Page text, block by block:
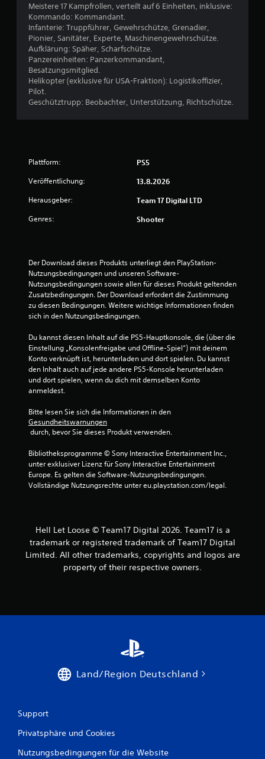
Meistere 17 Kampfrollen, verteilt auf 6 Einheiten, inklusive:
Kommando: Kommandant.
Infanterie: Truppführer, Gewehrschütze, Grenadier,
Pionier, Sanitäter, Experte, Maschinengewehrschütze.
Aufklärung: Späher, Scharfschütze.
Panzereinheiten: Panzerkommandant,
Besatzungsmitglied.
Helikopter (exklusive für USA-Fraktion): Logistikoffizier,
Pilot.
Geschütztrupp: Beobachter, Unterstützung, Richtschütze.
Plattform: PS5
Veröffentlichung: 13.8.2026
Herausgeber: Team 17 Digital LTD
Genres: Shooter
Der Download dieses Produkts unterliegt den PlayStation-
Nutzungsbedingungen und unseren Software-
Nutzungsbedingungen sowie allen für dieses Produkt geltenden
Zusatzbedingungen. Der Download erfordert die Zustimmung
zu diesen Bedingungen. Weitere wichtige Informationen finden
sich in den Nutzungsbedingungen.
Du kannst diesen Inhalt auf die PS5-Hauptkonsole, die (über die
Einstellung „Konsolenfreigabe und Offline-Spiel“) mit deinem
Konto verknüpft ist, herunterladen und dort spielen. Du kannst
den Inhalt auch auf jede andere PS5-Konsole herunterladen
und dort spielen, wenn du dich mit demselben Konto
anmeldest.
Bitte lesen Sie sich die Informationen in den
Gesundheitswarnungen
durch, bevor Sie dieses Produkt verwenden.
Bibliotheksprogramme © Sony Interactive Entertainment Inc.,
unter exklusiver Lizenz für Sony Interactive Entertainment
Europe. Es gelten die Software-Nutzungsbedingungen.
Vollständige Nutzungsrechte unter eu.playstation.com/legal.
Hell Let Loose © Team17 Digital 2026. Team17 is a
trademark or registered trademark of Team17 Digital
Limited. All other trademarks, copyrights and logos are
property of their respective owners.
Land/Region Deutschland
Support
Privatsphäre und Cookies
Nutzungsbedingungen für die Website